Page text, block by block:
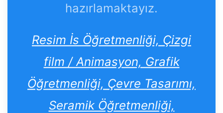
hazırlamaktayız.
Resim İs Öğretmenliği, Çizgi
film / Animasyon, Grafik
Öğretmenliği, Çevre Tasarımı,
Seramik Öğretmenliği,